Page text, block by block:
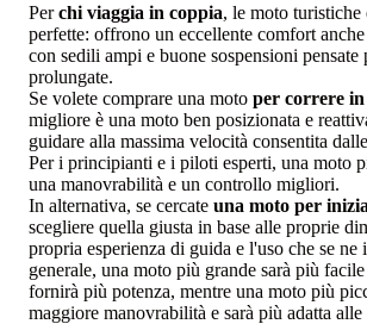
Perchi viaggia in coppia, le moto turistiche
perfette: offrono un eccellente comfort
con sedili ampi e buone sospensioni pensate
prolungate.
Se volete comprare una moto per correre in
migliore è una moto ben posizionata e
guidare alla massima velocità consentita
Per i principianti e i piloti esperti, una moto
una manovrabilità e un controllo migliori.
In alternativa, se cercate una moto per
scegliere quella giusta in base alle proprie
propria esperienza di guida e l'uso che se ne
generale, una moto più grande sarà più
fornirà più potenza, mentre una moto più
maggiore manovrabilità e sarà più adatta alle